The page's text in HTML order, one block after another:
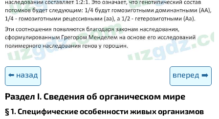
⬅️ назад вперед ➡️
Раздел I. Сведения об органическом мире
§ 1. Специфические особенности живых организмов